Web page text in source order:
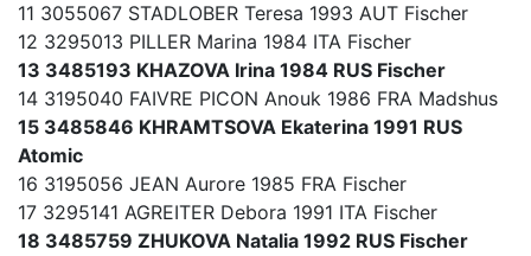
11 3055067 STADLOBER Teresa 1993 AUT Fischer
12 3295013 PILLER Marina 1984 ITA Fischer
13 3485193 KHAZOVA Irina 1984 RUS Fischer
14 3195040 FAIVRE PICON Anouk 1986 FRA Madshus
15 3485846 KHRAMTSOVA Ekaterina 1991 RUS
Atomic
16 3195056 JEAN Aurore 1985 FRA Fischer
17 3295141 AGREITER Debora 1991 ITA Fischer
18 3485759 ZHUKOVA Natalia 1992 RUS Fischer